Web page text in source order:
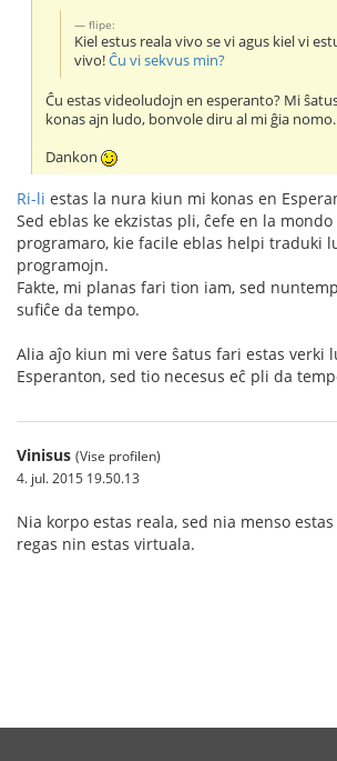
flipe:
Kiel estus reala vivo se vi agus kiel vi
vivo!Ĉu vi sekvus min?
Ĉu estas videoludojn en esperanto? Mi
konas ajn ludo, bonvole diru al mi ĝia nomo.
Dankon
Ri-li estas la nura kiun mi konas en
Sed eblas ke ekzistas pli, ĉefe en la
programaro, kie facile eblas helpi traduki
programojn.
Fakte, mi planas fari tion iam, sed
sufiĉe da tempo.
Alia aĵo kiun mi vere ŝatus fari estas verki
Esperanton, sed tio necesus eĉ pli da
Vinisus (Vise profilen)
4. jul. 2015 19.50.13
Nia korpo estas reala, sed nia menso
regas nin estas virtuala.